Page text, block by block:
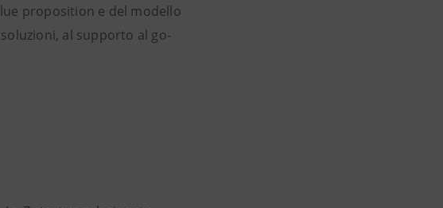
proposition e del modello
al supporto al go-